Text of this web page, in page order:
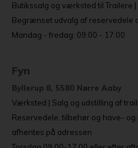
Butikssalg og værksted til Trailere
Begrænset udvalg af reservedele
Mandag - fredag: 09:00 - 17:00
Fyn
Byllerup 8, 5580 Nørre Aaby
Værksted | Salg og udstilling af
Reservedele, tilbehør og have-
afhentes på adressen